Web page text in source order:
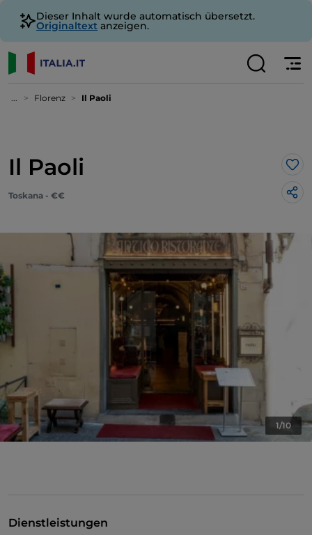
Dieser Inhalt wurde automatisch übersetzt.
Originaltext anzeigen.
... Florenz Il Paoli
Il Paoli
Toskana - €€
1/10
Dienstleistungen